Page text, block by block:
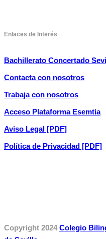
Enlaces de Interés
Bachillerato Concertado
Contacta con nosotros
Trabaja con nosotros
Acceso Plataforma Esemtia
Aviso Legal [PDF]
Política de Privacidad [PDF]
Copyright 2024Colegio